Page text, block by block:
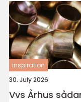
inspiration
30. July 2026
Vvs Århus sådan vælger